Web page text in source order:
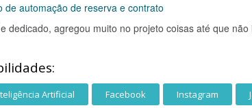
de automação de reserva e contrato
dedicado, agregou muito no projeto coisas até que
Artificial Facebook Instagram